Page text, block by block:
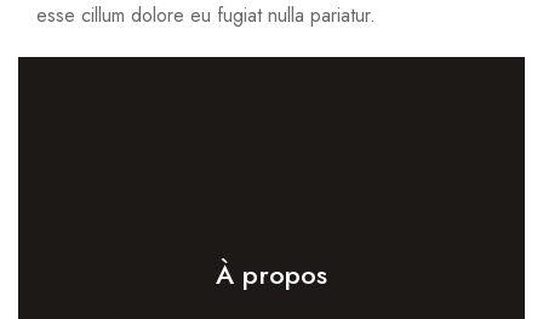
esse cillum dolore eu fugiat nulla pariatur.
À propos